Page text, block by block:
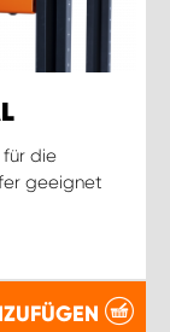
für die
geeignet